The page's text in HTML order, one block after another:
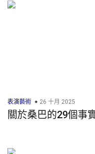
表演藝術 26 十月 2025
關於桑巴的29個事